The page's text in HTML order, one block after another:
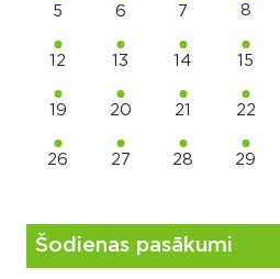
5 6 7 8
12 13 14 15
19 20 21 22
26 27 28 29
Šodienas pasākumi